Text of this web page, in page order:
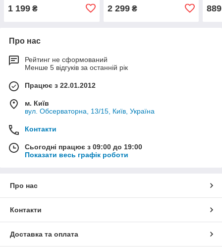
1 199 ₴ 2 299₴ 889
Про нас
Рейтинг не сформований
Менше 5 відгуків за останній рік
Працює з 22.01.2012
м. Київ
вул. Обсерваторна, 13/15, Київ, Україна
Контакти
Сьогодні працює з 09:00 до 19:00
Показати весь графік роботи
Про нас
Контакти
Доставка та оплата